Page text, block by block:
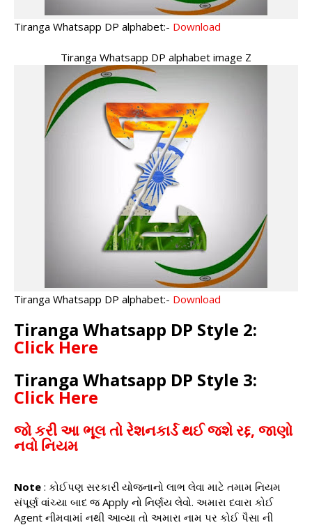
Tiranga Whatsapp DP alphabet:- Download
Tiranga Whatsapp DP alphabet image Z
Tiranga Whatsapp DP alphabet:- Download
Tiranga Whatsapp DP Style 2:
Click Here
Tiranga Whatsapp DP Style 3:
Click Here
જો કરી આ ભૂલ તો રેશનકાર્ડ થઈ જશે રદ્દ, જાણો
નવો નિયમ
Note : કોઈપણ સરકારી યોજનાનો લાભ લેવા માટે તમામ નિયમ
સંપૂર્ણ વાંચ્યા બાદ જ Apply નો નિર્ણય લેવો. અમારા દવારા કોઈ
Agent નીમવામાં નથી આવ્યા તો અમારા નામ પર કોઈ પૈસા ની